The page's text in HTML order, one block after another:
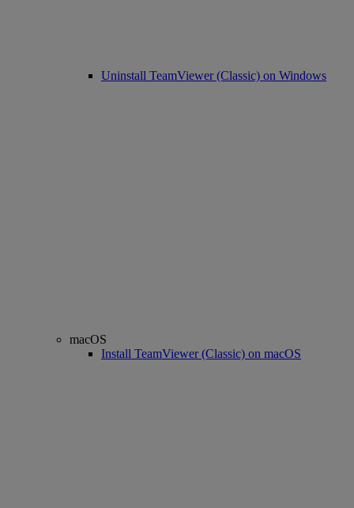
Uninstall TeamViewer (Classic) on Windows
macOS
Install TeamViewer (Classic) on macOS